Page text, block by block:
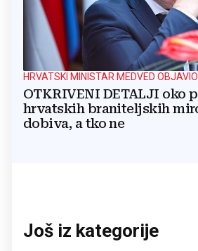
HRVATSKI MINISTAR MEDVED OBJAVIO
OTKRIVENI DETALJI oko
hrvatskih braniteljskih
dobiva, a tko ne
Još iz kategorije